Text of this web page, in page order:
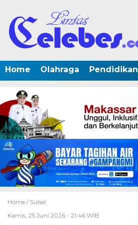
Home Olahraga Pendidikan
Home / Sulsel
Kamis, 25 Juni 2026 - 21:46 WIB